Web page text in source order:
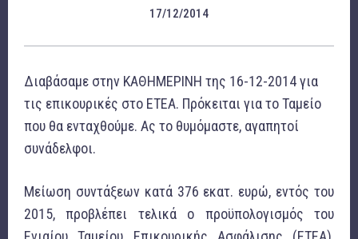
17/12/2014
Διαβάσαμε στην ΚΑΘΗΜΕΡΙΝΗ της 16-12-2014 για
τις επικουρικές στο ΕΤΕΑ. Πρόκειται για το Ταμείο
που θα ενταχθούμε. Ας το θυμόμαστε, αγαπητοί
συνάδελφοι.
Μείωση συντάξεων κατά 376 εκατ. ευρώ, εντός του
2015, προβλέπει τελικά ο προϋπολογισμός του